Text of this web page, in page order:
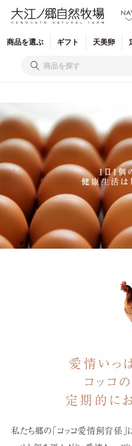
商品を選ぶ ギフト 天美卵
愛情いっ
コッコ
定期的に
私たち郷の「コッコ愛情飼育係」